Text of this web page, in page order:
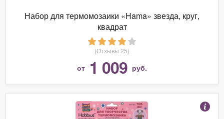
Набор для термомозаики «Hama» звезда, круг,
квадрат
(Отзывы 25)
от 1 009 руб.